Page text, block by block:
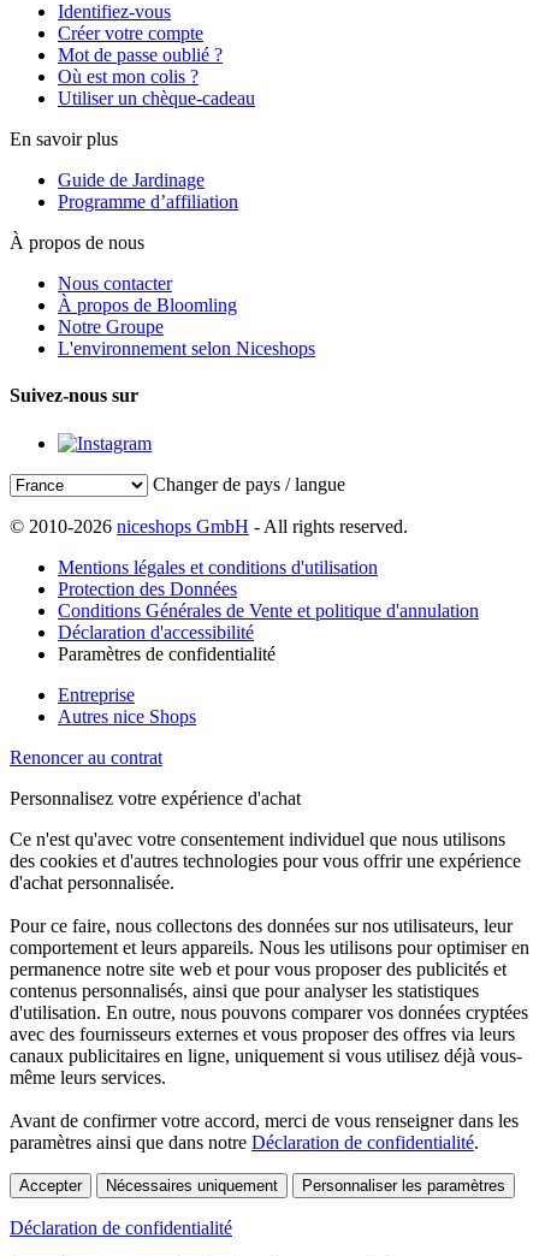
Identifiez-vous
Créer votre compte
Mot de passe oublié ?
Où est mon colis ?
Utiliser un chèque-cadeau
En savoir plus
Guide de Jardinage
Programme d’affiliation
À propos de nous
Nous contacter
À propos de Bloomling
Notre Groupe
L'environnement selon Niceshops
Suivez-nous sur
Changer de pays / langue
© 2010-2026 niceshops GmbH - All rights reserved.
Mentions légales et conditions d'utilisation
Protection des Données
Conditions Générales de Vente et politique d'annulation
Déclaration d'accessibilité
Paramètres de confidentialité
Entreprise
Autres nice Shops
Renoncer au contrat
Personnalisez votre expérience d'achat
Ce n'est qu'avec votre consentement individuel que nous utilisons
des cookies et d'autres technologies pour vous offrir une expérience
d'achat personnalisée.
Pour ce faire, nous collectons des données sur nos utilisateurs, leur
comportement et leurs appareils. Nous les utilisons pour optimiser en
permanence notre site web et pour vous proposer des publicités et
contenus personnalisés, ainsi que pour analyser les statistiques
d'utilisation. En outre, nous pouvons comparer vos données cryptées
avec des fournisseurs externes et vous proposer des offres via leurs
canaux publicitaires en ligne, uniquement si vous utilisez déjà vous-
même leurs services.
Avant de confirmer votre accord, merci de vous renseigner dans les
paramètres ainsi que dans notre Déclaration de confidentialité.
Accepter Nécessaires uniquement Personnaliser les paramètres
Déclaration de confidentialité